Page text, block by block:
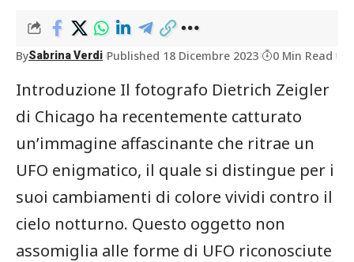
BySabrina Verdi Published 18 Dicembre 2023 0 Min Read
Introduzione Il‍ fotografo Dietrich Zeigler
di Chicago ha‍ recentemente catturato
un’immagine affascinante che ritrae un
UFO ⁣enigmatico, il quale si distingue per i
suoi cambiamenti di colore vividi contro il
cielo‍ notturno. Questo oggetto non
assomiglia alle forme di UFO riconosciute